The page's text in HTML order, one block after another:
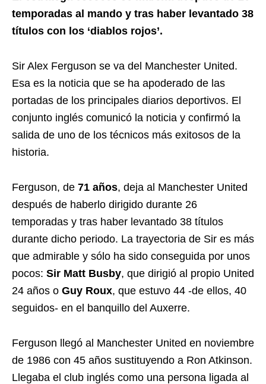
temporadas al mando y tras haber levantado 38
títulos con los ‘diablos rojos’.
Sir Alex Ferguson se va del Manchester United.
Esa es la noticia que se ha apoderado de las
portadas de los principales diarios deportivos. El
conjunto inglés comunicó la noticia y confirmó la
salida de uno de los técnicos más exitosos de la
historia.
Ferguson, de 71 años, deja al Manchester United
después de haberlo dirigido durante 26
temporadas y tras haber levantado 38 títulos
durante dicho periodo. La trayectoria de Sir es más
que admirable y sólo ha sido conseguida por unos
pocos: Sir Matt Busby, que dirigió al propio United
24 años o Guy Roux, que estuvo 44 -de ellos, 40
seguidos- en el banquillo del Auxerre.
Ferguson llegó al Manchester United en noviembre
de 1986 con 45 años sustituyendo a Ron Atkinson.
Llegaba el club inglés como una persona ligada al